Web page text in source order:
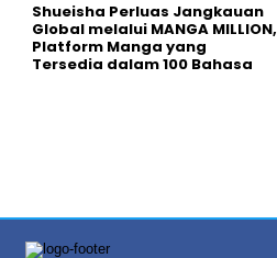
Shueisha Perluas Jangkauan
Global melalui MANGA MILLION,
Platform Manga yang
Tersedia dalam 100 Bahasa